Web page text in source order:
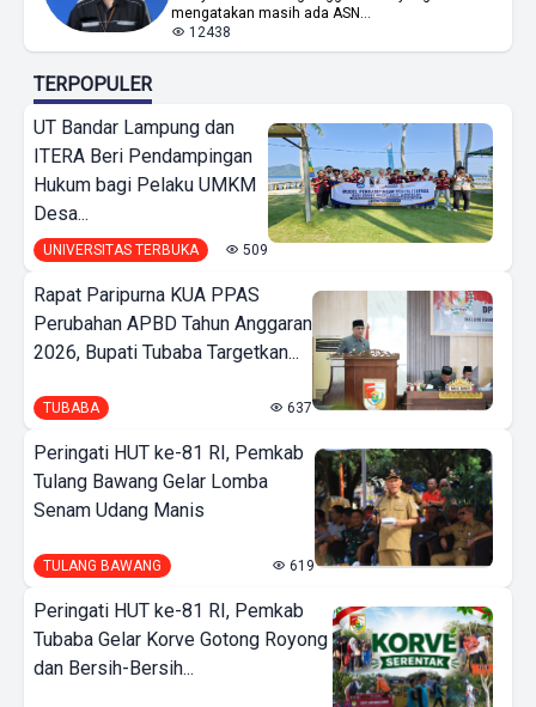
mengatakan masih ada ASN...
12438
TERPOPULER
UT Bandar Lampung dan
ITERA Beri Pendampingan
Hukum bagi Pelaku UMKM
Desa...
UNIVERSITAS TERBUKA 509
Rapat Paripurna KUA PPAS
Perubahan APBD Tahun Anggaran
2026, Bupati Tubaba Targetkan...
TUBABA 637
Peringati HUT ke-81 RI, Pemkab
Tulang Bawang Gelar Lomba
Senam Udang Manis
TULANG BAWANG 619
Peringati HUT ke-81 RI, Pemkab
Tubaba Gelar Korve Gotong Royong
dan Bersih-Bersih...